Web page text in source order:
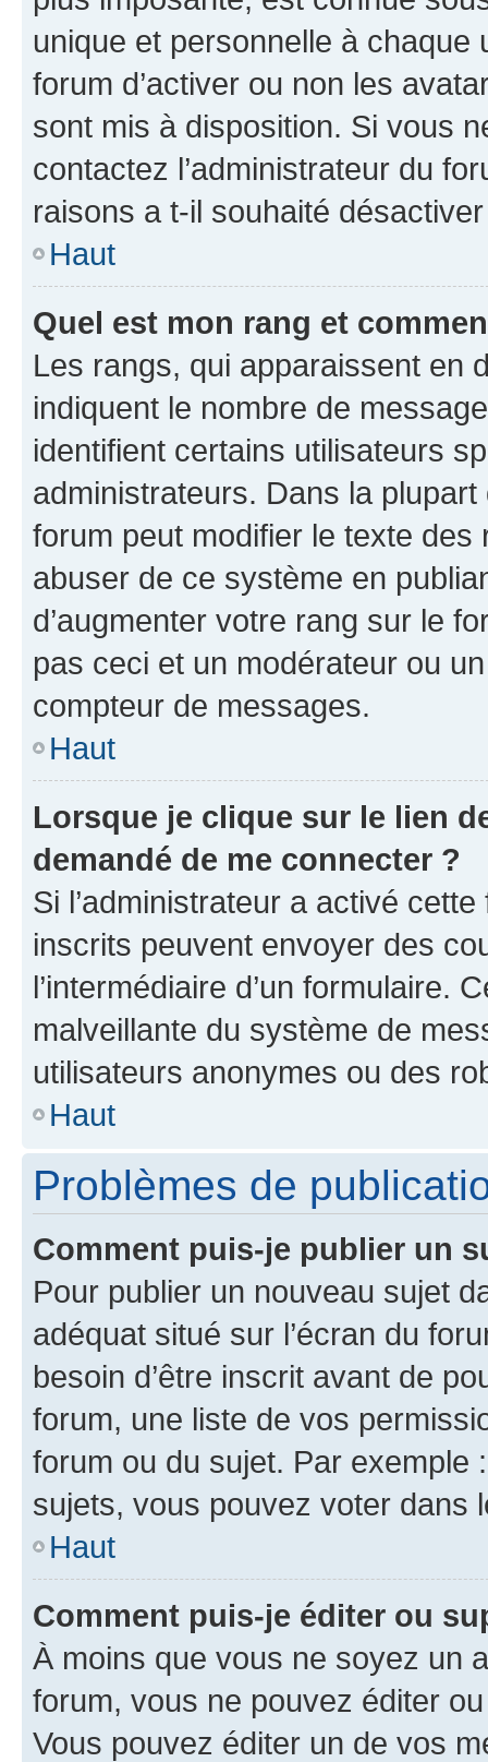
unique et personnelle à chaque
forum d’activer ou non les
sont mis à disposition. Si vous
contactez l’administrateur du
raisons a t-il souhaité
Haut
Quel est mon rang et
Les rangs, qui apparaissent en
indiquent le nombre de
identifient certains utilisateurs
administrateurs. Dans la
forum peut modifier le texte
abuser de ce système en
d’augmenter votre rang sur le
pas ceci et un modérateur ou
compteur de messages.
Haut
Lorsque je clique sur le lien
demandé de me connecter ?
Si l’administrateur a activé
inscrits peuvent envoyer des
l’intermédiaire d’un formulaire.
malveillante du système de
utilisateurs anonymes ou des
Haut
Problèmes de
Comment puis-je publier un
Pour publier un nouveau sujet
adéquat situé sur l’écran du
besoin d’être inscrit avant de
forum, une liste de vos
forum ou du sujet. Par exemple
sujets, vous pouvez voter dans
Haut
Comment puis-je éditer ou
À moins que vous ne soyez un
forum, vous ne pouvez éditer
Vous pouvez éditer un de vos